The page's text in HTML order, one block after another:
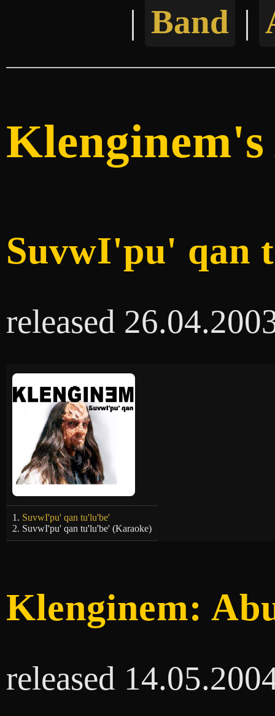
| Band |
SuvwI'pu' qan
released
1. SuvwI'pu' qan tu'lu'be'
2. SuvwI'pu' qan tu'lu'be' (Karaoke)
Klenginem:
released